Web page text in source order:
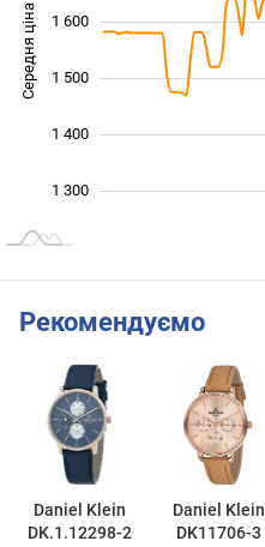
Середня ціна
1 300
1 400
1 500
1 600
Рекомендуємо
Daniel Klein
DK.1.12298-2
Daniel Klein
DK11706-3